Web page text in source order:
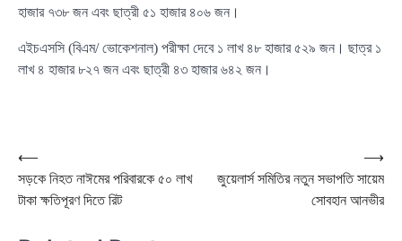
হাজার ৭৩৮ জন এবং ছাত্রী ৫১ হাজার ৪০৬ জন।
এইচএসসি (বিএম/ ভোকেশনাল) পরীক্ষা দেবে ১ লাখ ৪৮ হাজার ৫২৯ জন। ছাত্র ১
লাখ ৪ হাজার ৮২৭ জন এবং ছাত্রী ৪৩ হাজার ৬৪২ জন।
Post
navigation
⟵
সড়কে নিহত নাঈমের পরিবারকে ৫০ লাখ
টাকা ক্ষতিপূরণ দিতে রিট
জুয়েলার্স সমিতির নতুন সভাপতি সায়েম
সোবহান আনভীর
⟶